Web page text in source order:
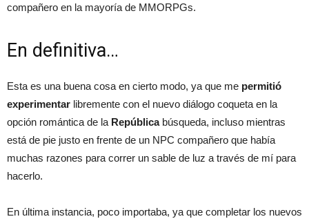
compañero en la mayoría de MMORPGs.
En definitiva…
Esta es una buena cosa en cierto modo, ya que me permitió
experimentar libremente con el nuevo diálogo coqueta en la
opción romántica de la Repúblicabúsqueda, incluso mientras
está de pie justo en frente de un NPC compañero que había
muchas razones para correr un sable de luz a través de mí para
hacerlo.
En última instancia, poco importaba, ya que completar los nuevos